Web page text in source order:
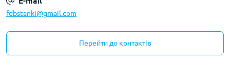
fdbstanki@gmail.com
Перейти до контактів